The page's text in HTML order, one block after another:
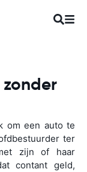
om een auto te
ter
zijn of haar
contant geld,